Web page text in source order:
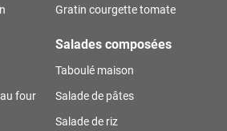
Gratin courgette tomate
four
Salades composées
Taboulé maison
Salade de pâtes
Salade de riz